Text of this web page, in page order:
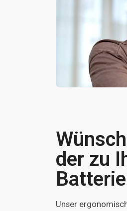
der zu
Unser